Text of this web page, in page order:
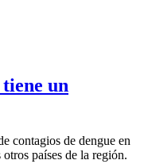
un
contagios de dengue en
países de la región.